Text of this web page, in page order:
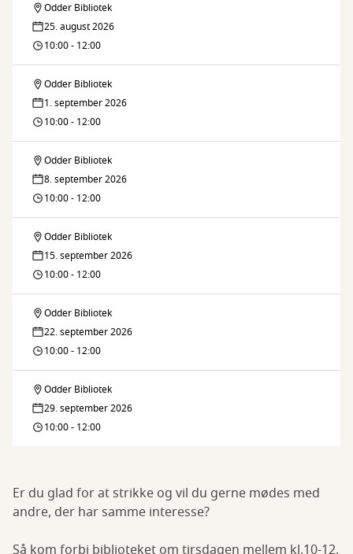
Strikkecafé
Odder Bibliotek
25. august 2026
10:00 - 12:00
Strikkecafé
Odder Bibliotek
1. september 2026
10:00 - 12:00
Strikkecafé
Odder Bibliotek
8. september 2026
10:00 - 12:00
Strikkecafé
Odder Bibliotek
15. september 2026
10:00 - 12:00
Strikkecafé
Odder Bibliotek
22. september 2026
10:00 - 12:00
Strikkecafé
Odder Bibliotek
29. september 2026
10:00 - 12:00
Er du glad for at strikke og vil du gerne mødes med
andre, der har samme interesse?
Så kom forbi biblioteket om tirsdagen mellem kl.10-12,